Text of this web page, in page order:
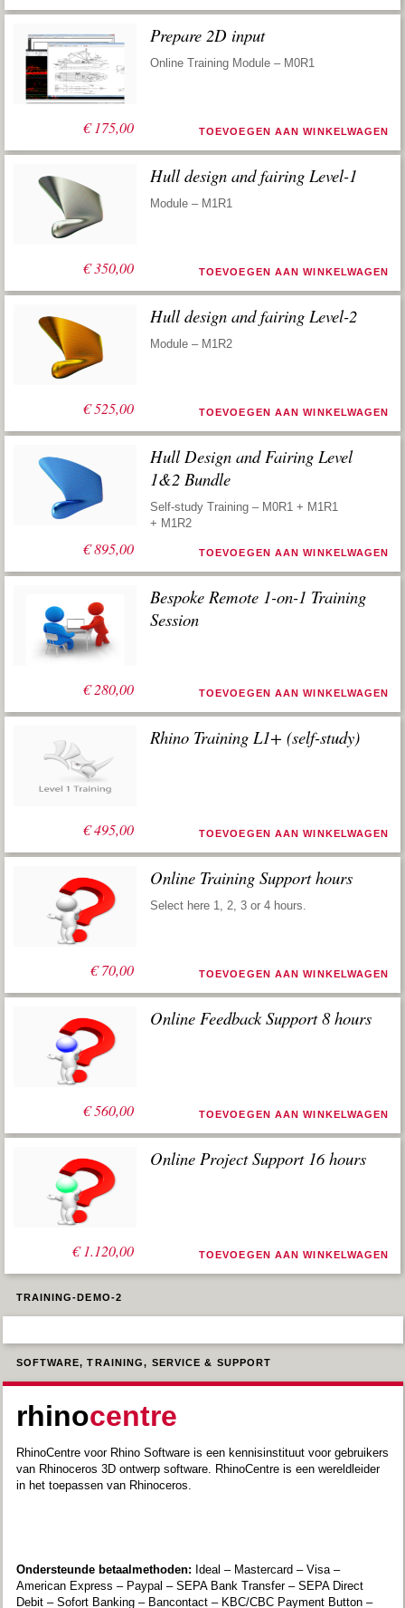
€175,00
Prepare 2D input
Online Training Module – M0R1
TOEVOEGEN AAN WINKELWAGEN
€350,00
Hull design and fairing Level-1
Module – M1R1
TOEVOEGEN AAN WINKELWAGEN
€525,00
Hull design and fairing Level-2
Module – M1R2
TOEVOEGEN AAN WINKELWAGEN
€895,00
Hull Design and Fairing Level
1&2 Bundle
Self-study Training – M0R1 + M1R1
+ M1R2
TOEVOEGEN AAN WINKELWAGEN
€280,00
Bespoke Remote 1-on-1 Training
Session
TOEVOEGEN AAN WINKELWAGEN
€495,00
Rhino Training L1+ (self-study)
TOEVOEGEN AAN WINKELWAGEN
€70,00
Online Training Support hours
Select here 1, 2, 3 or 4 hours.
TOEVOEGEN AAN WINKELWAGEN
1.120,00
Oorspronkelijke
was:
€560,00
is:
Online Feedback Support 8 hours
TOEVOEGEN AAN WINKELWAGEN
€2.240,00
Oorspronkelijke
was:
€ 2.240,00.
€1.120,00
is:
€ 1.120,00.
Online Project Support 16 hours
TOEVOEGEN AAN WINKELWAGEN
TRAINING-DEMO-2
SOFTWARE, TRAINING, SERVICE & SUPPORT
rhinocentre
RhinoCentre voor Rhino Software is een kennisinstituut voor gebruikers
van Rhinoceros 3D ontwerp software. RhinoCentre is een wereldleider
in het toepassen van Rhinoceros.
Ondersteunde betaalmethoden: Ideal – Mastercard – Visa –
American Express – Paypal – SEPA Bank Transfer – SEPA Direct
Debit – Sofort Banking – Bancontact – KBC/CBC Payment Button –